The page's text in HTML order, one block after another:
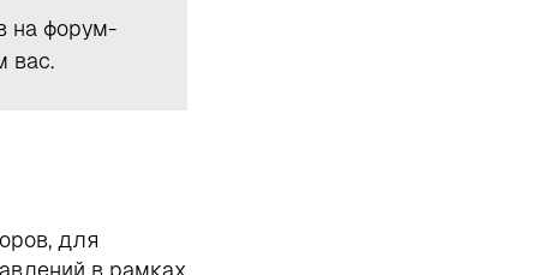
на форум-
вас.
для